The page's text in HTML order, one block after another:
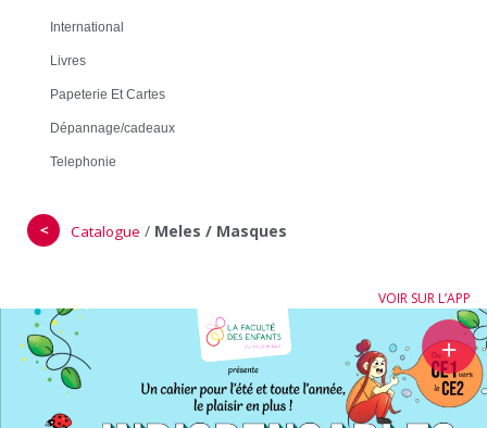
International
Livres
Papeterie Et Cartes
Dépannage/cadeaux
Telephonie
＜ Catalogue / Meles / Masques
VOIR SUR L’APP
＋